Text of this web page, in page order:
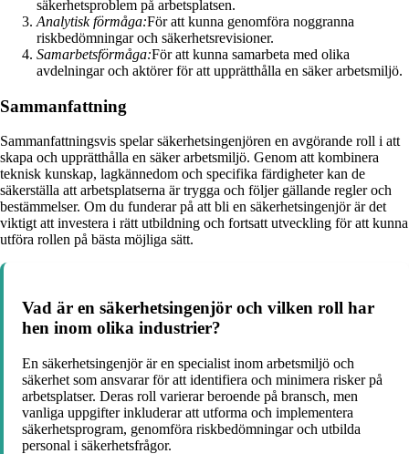
säkerhetsproblem på arbetsplatsen.
Analytisk förmåga:För att kunna genomföra noggranna
riskbedömningar och säkerhetsrevisioner.
Samarbetsförmåga:För att kunna samarbeta med olika
avdelningar och aktörer för att upprätthålla en säker arbetsmiljö.
Sammanfattning
Sammanfattningsvis spelar säkerhetsingenjören en avgörande roll i att
skapa och upprätthålla en säker arbetsmiljö. Genom att kombinera
teknisk kunskap, lagkännedom och specifika färdigheter kan de
säkerställa att arbetsplatserna är trygga och följer gällande regler och
bestämmelser. Om du funderar på att bli en säkerhetsingenjör är det
viktigt att investera i rätt utbildning och fortsatt utveckling för att kunna
utföra rollen på bästa möjliga sätt.
Vad är en säkerhetsingenjör och vilken roll har
hen inom olika industrier?
En säkerhetsingenjör är en specialist inom arbetsmiljö och
säkerhet som ansvarar för att identifiera och minimera risker på
arbetsplatser. Deras roll varierar beroende på bransch, men
vanliga uppgifter inkluderar att utforma och implementera
säkerhetsprogram, genomföra riskbedömningar och utbilda
personal i säkerhetsfrågor.